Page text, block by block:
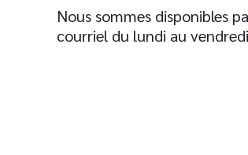
Nous sommes disponibles
courriel du lundi au